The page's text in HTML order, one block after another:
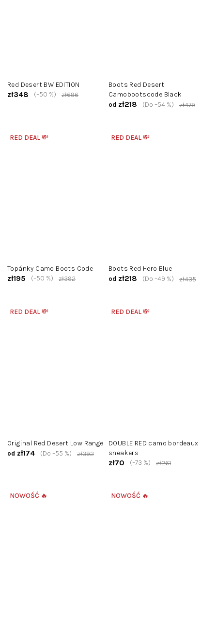
Red Desert BW EDITION
zł348 zł696
(–50 %)
Boots Red Desert
Camobootscode Black
od zł218 zł479
(Do –54 %)
RED DEAL 💸
Topánky Camo Boots Code
zł195 zł392
(–50 %)
RED DEAL 💸
Boots Red Hero Blue
od zł218 zł435
(Do –49 %)
RED DEAL 💸
Original Red Desert Low Range
od zł174 zł392
(Do –55 %)
RED DEAL 💸
DOUBLE RED camo bordeaux
sneakers
zł70 zł261
(–73 %)
NOWOŚĆ 🔥 NOWOŚĆ 🔥